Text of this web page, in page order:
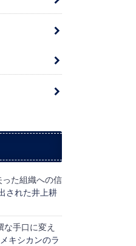
た組織への信
された井上耕
な手口に変え
キシカンのラ